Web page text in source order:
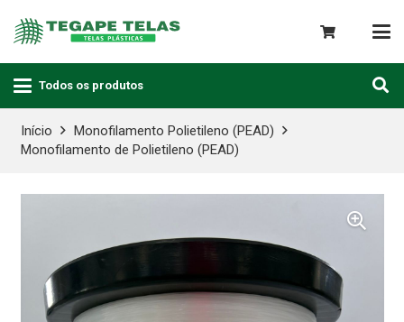
Todos os produtos
Início
Monofilamento Polietileno (PEAD)
Monofilamento de Polietileno (PEAD)